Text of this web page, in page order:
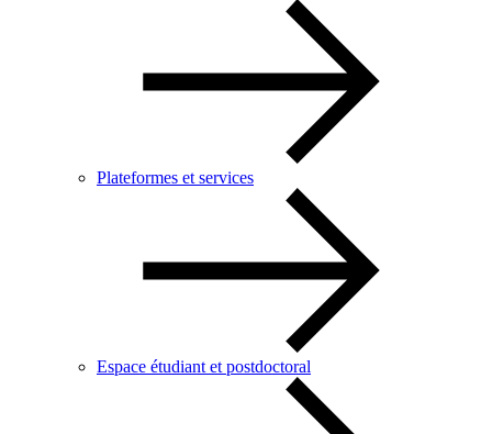
Plateformes et services
Espace étudiant et postdoctoral